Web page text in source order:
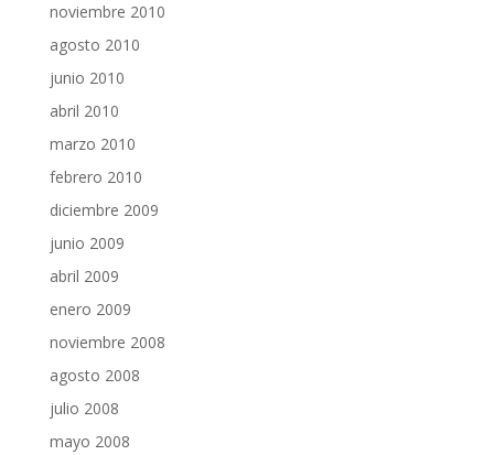
noviembre 2010
agosto 2010
junio 2010
abril 2010
marzo 2010
febrero 2010
diciembre 2009
junio 2009
abril 2009
enero 2009
noviembre 2008
agosto 2008
julio 2008
mayo 2008